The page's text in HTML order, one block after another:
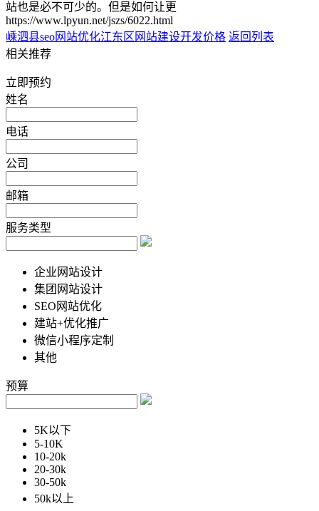
站也是必不可少的。但是如何让更
https://www.lpyun.net/jszs/6022.html
嵊泗县seo网站优化江东区网站建设开发价格 返回列表
相关推荐
立即预约
姓名
电话
公司
邮箱
服务类型
企业网站设计
集团网站设计
SEO网站优化
建站+优化推广
微信小程序定制
其他
预算
5K以下
5-10K
10-20k
20-30k
30-50k
50k以上